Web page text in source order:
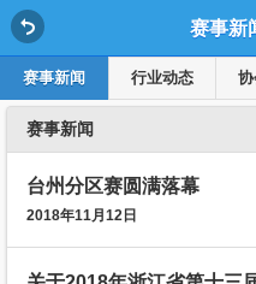
赛事新
赛事新闻 行业动态 协
赛事新闻
台州分区赛圆满落幕
2018年11月12日